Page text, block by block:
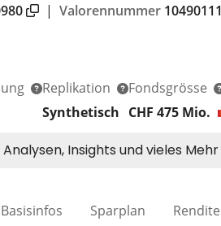
| Valorennummer 10490111
Replikation
Synthetisch
Fondsgrösse
CHF 475 Mio.
Basisinfos Sparplan Rendite